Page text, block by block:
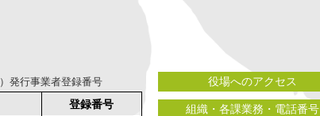
発行事業者登録番号
登録番号
役場へのアクセス
組織・各課業務・電話番号